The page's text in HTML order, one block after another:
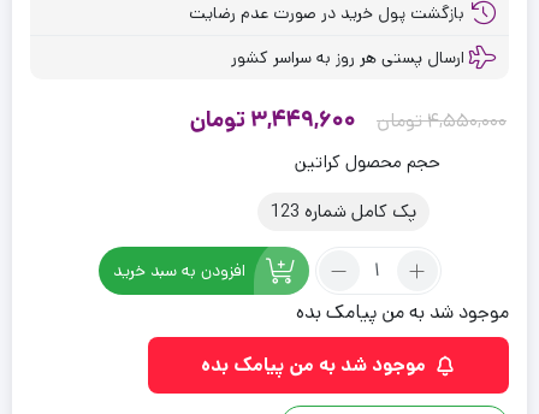
بازگشت پول خرید در صورت عدم رضایت
ارسال پستی هر روز به سراسر کشور
4,550,000تومان
قیمت
اصلی
بود.
3,449,600 تومان
حجم محصول کراتین
پک کامل شماره 123
تعداد:
مو
ریچی
پروتئین
آبی
افزودن به سبد خرید
موجود شد به من پیامک بده
موجود شد به من پیامک بده